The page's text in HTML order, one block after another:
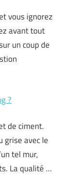
vous ignorez
avant tout
un coup de
?
de ciment.
grise avec le
tel mur,
La qualité …